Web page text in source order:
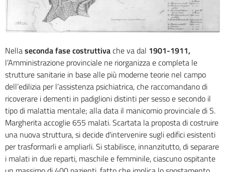
Nellaseconda fase costruttivache va dal 1901-1911,
l’Amministrazione provinciale ne riorganizza e completa le
strutture sanitarie in base alle più moderne teorie nel campo
dell’edilizia per l’assistenza psichiatrica, che raccomandano di
ricoverare i dementi in padiglioni distinti per sesso e secondo il
tipo di malattia mentale; alla data il manicomio provinciale di S.
Margherita accoglie 655 malati.Scartata la proposta di costruire
una nuova struttura, si decide d'intervenire sugli edifici esistenti
per trasformarli e ampliarli.Si stabilisce, innanzitutto, di separare
i malati in due reparti, maschile e femminile, ciascuno ospitante